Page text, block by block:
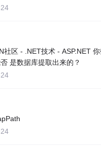
社区 - .NET技术 - ASP.NET
是数据库提取出来的？